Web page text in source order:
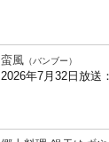
蛮風 （バンブー）
2026年7月32日放送